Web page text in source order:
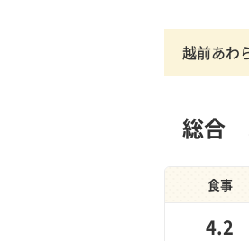
越前あわ
総合
食事
4.2